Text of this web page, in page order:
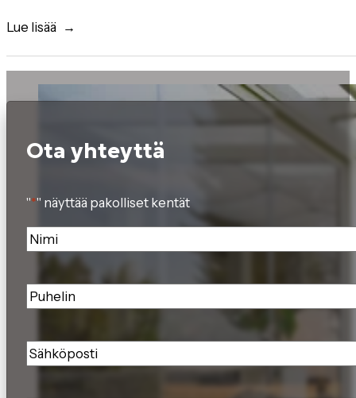
Lue lisää
Ota yhteyttä
"*" näyttää pakolliset kentät
Nimi*
Puhelin*
Sähköposti*